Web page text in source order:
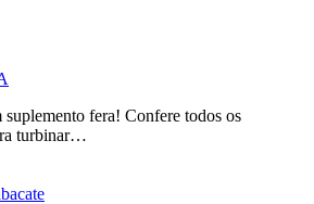
fera! Confere todos os
turbinar…